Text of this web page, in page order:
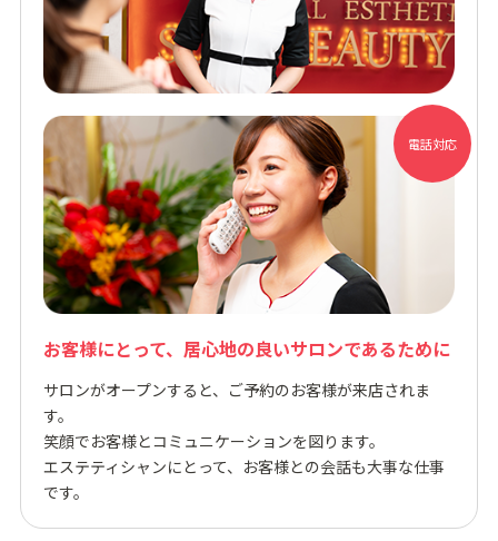
電話対応
お客様にとって、居⼼地の良いサロンであるために
サロンがオープンすると、ご予約のお客様が来店されま
す。
笑顔でお客様とコミュニケーションを図ります。
エステティシャンにとって、お客様との会話も⼤事な仕事
です。